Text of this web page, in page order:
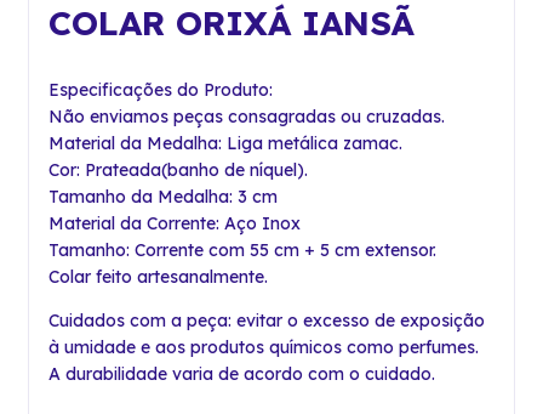
COLAR ORIXÁ IANSÃ
Especificações do Produto:
Não enviamos peças consagradas ou cruzadas.
Material da Medalha: Liga metálica zamac.
Cor: Prateada(banho de níquel).
Tamanho da Medalha: 3 cm
Material da Corrente: Aço Inox
Tamanho: Corrente com 55 cm + 5 cm extensor.
Colar feito artesanalmente.
Cuidados com a peça: evitar o excesso de exposição
à umidade e aos produtos químicos como perfumes.
A durabilidade varia de acordo com o cuidado.